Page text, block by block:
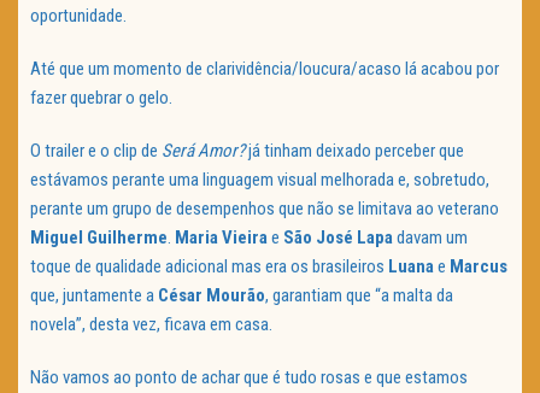
oportunidade.
Até que um momento de clarividência/loucura/acaso lá acabou por
fazer quebrar o gelo.
O trailer e o clip de Será Amor?já tinham deixado perceber que
estávamos perante uma linguagem visual melhorada e, sobretudo,
perante um grupo de desempenhos que não se limitava ao veterano
Miguel Guilherme. Maria Vieirae São José Lapadavam um
toque de qualidade adicional mas era os brasileiros Luanae Marcus
que, juntamente a César Mourão, garantiam que “a malta da
novela”, desta vez, ficava em casa.
Não vamos ao ponto de achar que é tudo rosas e que estamos